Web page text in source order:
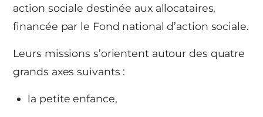
action sociale destinée aux allocataires,
financée par le Fond national d’action sociale.
Leurs missions s’orientent autour des quatre
grands axes suivants :
la petite enfance,